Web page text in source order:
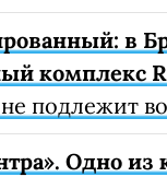
в
комплекс
подлежит
Одно